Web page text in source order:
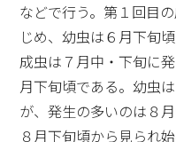
などで行う。第１回目
じめ、幼虫は６月下旬
成虫は７月中・下旬に
月下旬頃である。幼虫
が、発生の多いのは８
８月下旬頃から見られ